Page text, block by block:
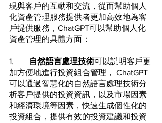
現與客戶的互動和交流，從而幫助個人
化資產管理服務提供者更加高效地為客
戶提供服務，ChatGPT可以幫助個人化
資產管理的具體方面：
自然語言處理技術可以説明客戶更
加方便地進行投資組合管理， ChatGPT
可以通過智慧化的自然語言處理技術分
析客戶提供的投資資訊，以及市場因素
和經濟環境等因素，快速生成個性化的
投資組合，提供有效的投資建議和投資